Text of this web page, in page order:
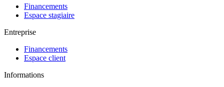
Financements
Espace stagiaire
Entreprise
Financements
Espace client
Informations